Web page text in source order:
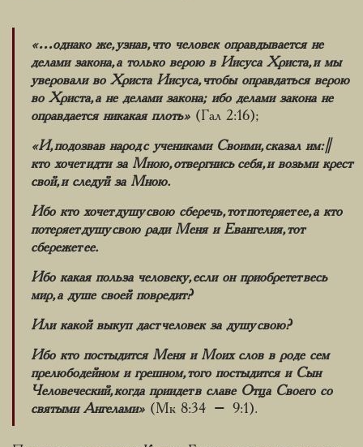
«…однако же, узнав, что человек оправдывается не
делами закона, а только верою в Иисуса Христа, и мы
уверовали во Христа Иисуса, чтобы оправдаться верою
во Христа, а не делами закона; ибо делами закона не
оправдается никакая плоть» (Гал 2:16);
«И, подозвав народ с учениками Своими, сказал им: ||
кто хочет идти за Мною, отвергнись себя, и возьми крест
свой, и следуй за Мною.
Ибо кто хочет душу свою сберечь, тот потеряет ее, а кто
потеряет душу свою ради Меня и Евангелия, тот
сбережет ее.
Ибо какая польза человеку, если он приобретет весь
мир, а душе своей повредит?
Или какой выкуп даст человек за душу свою?
Ибо кто постыдится Меня и Моих слов в роде сем
прелюбодейном и грешном, того постыдится и Сын
Человеческий, когда приидет в славе Отца Своего со
святыми Ангелами» (Мк 8:34 – 9:1).